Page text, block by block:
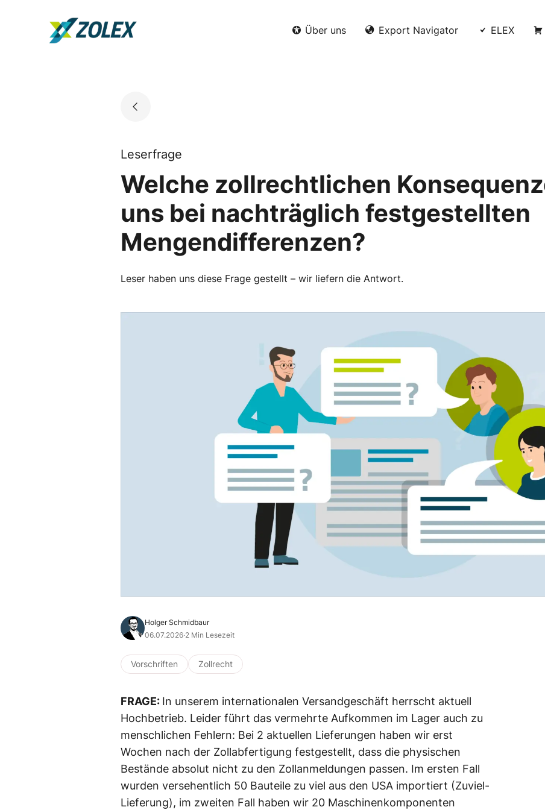
Go to landing page.
Über uns Export Navigator ELEX
Leserfrage
Welche zollrechtlichen
uns bei nachträglich festgestellten
Mengendifferenzen?
Leser haben uns diese Frage gestellt – wir liefern die Antwort.
Holger Schmidbaur
06.07.2026·2 Min Lesezeit
Vorschriften Zollrecht
FRAGE: In unserem internationalen Versandgeschäft herrscht aktuell
Hochbetrieb. Leider führt das vermehrte Aufkommen im Lager auch zu
menschlichen Fehlern: Bei 2 aktuellen Lieferungen haben wir erst
Wochen nach der Zollabfertigung festgestellt, dass die physischen
Bestände absolut nicht zu den Zollanmeldungen passen. Im ersten Fall
wurden versehentlich 50 Bauteile zu viel aus den USA importiert (Zuviel-
Lieferung), im zweiten Fall haben wir 20 Maschinenkomponenten